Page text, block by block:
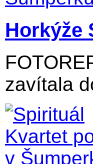
Horkýže
zavítala